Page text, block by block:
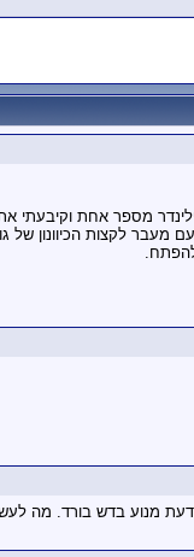
מספר אחת וקיבעתי
לקצות הכיוונון של